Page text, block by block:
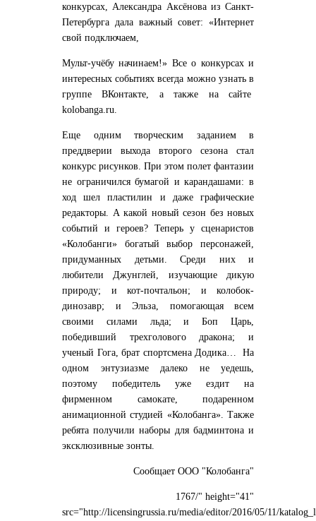
конкурсах, Александра Аксёнова из Санкт-
Петербурга дала важный совет: «Интернет
свой подключаем,
Мульт-учёбу начинаем!» Все о конкурсах и
интересных событиях всегда можно узнать в
группе ВКонтакте, а также на сайте
kolobanga.ru.
Еще одним творческим заданием в
преддверии выхода второго сезона стал
конкурс рисунков. При этом полет фантазии
не ограничился бумагой и карандашами: в
ход шел пластилин и даже графические
редакторы. А какой новый сезон без новых
событий и героев? Теперь у сценаристов
«Колобанги» богатый выбор персонажей,
придуманных детьми. Среди них и
любители Джунглей, изучающие дикую
природу; и кот-почтальон; и колобок-
динозавр; и Эльза, помогающая всем
своими силами льда; и Боп Царь,
победивший трехголового дракона; и
ученый Гога, брат спортсмена Додика… На
одном энтузиазме далеко не уедешь,
поэтому победитель уже ездит на
фирменном самокате, подаренном
анимационной студией «Колобанга». Также
ребята получили наборы для бадминтона и
эксклюзивные зонты.
Сообщает ООО "Колобанга"
1767/" height="41"
src="http://licensingrussia.ru/media/editor/2016/05/11/